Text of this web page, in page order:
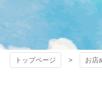
トップページ お店